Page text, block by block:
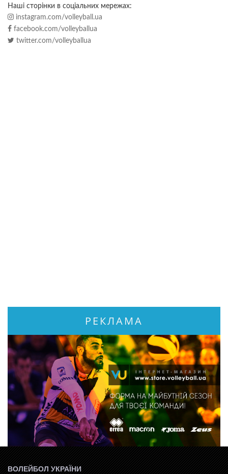
Наші сторінки в соціальних мережах:
instagram.com/volleyball.ua
facebook.com/volleyballua
twitter.com/volleyballua
РЕКЛАМА
ВОЛЕЙБОЛ УКРАЇНИ